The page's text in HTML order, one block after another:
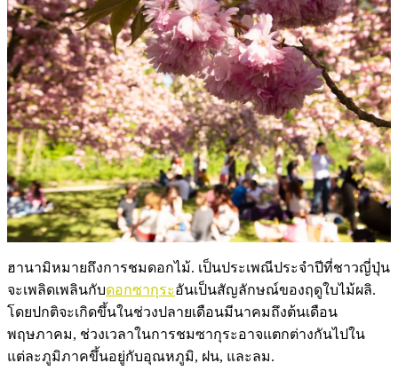
ฮานามิหมายถึงการชมดอกไม้. เป็นประเพณีประจำปีที่ชาวญี่ปุ่น
จะเพลิดเพลินกับดอกซากุระอันเป็นสัญลักษณ์ของฤดูใบไม้ผลิ.
โดยปกติจะเกิดขึ้นในช่วงปลายเดือนมีนาคมถึงต้นเดือน
พฤษภาคม, ช่วงเวลาในการชมซากุระอาจแตกต่างกันไปใน
แต่ละภูมิภาคขึ้นอยู่กับอุณหภูมิ, ฝน, และลม.